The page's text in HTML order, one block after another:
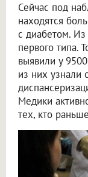
Сейчас под
находятся
с диабетом.
первого типа.
выявили у
из них узнали
Медики
тех, кто